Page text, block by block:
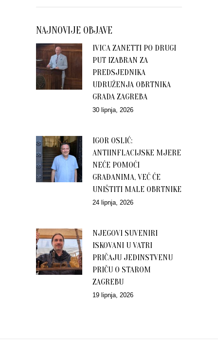
NAJNOVIJE OBJAVE
IVICA ZANETTI PO DRUGI
PUT IZABRAN ZA
PREDSJEDNIKA
UDRUŽENJA OBRTNIKA
GRADA ZAGREBA
30 lipnja, 2026
IGOR OSLIĆ:
ANTIINFLACIJSKE MJERE
NEĆE POMOĆI
GRAĐANIMA, VEĆ ĆE
UNIŠTITI MALE OBRTNIKE
24 lipnja, 2026
NJEGOVI SUVENIRI
ISKOVANI U VATRI
PRIČAJU JEDINSTVENU
PRIČU O STAROM
ZAGREBU
19 lipnja, 2026